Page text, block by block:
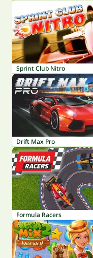
Sprint Club Nitro
Drift Max Pro
Formula Racers